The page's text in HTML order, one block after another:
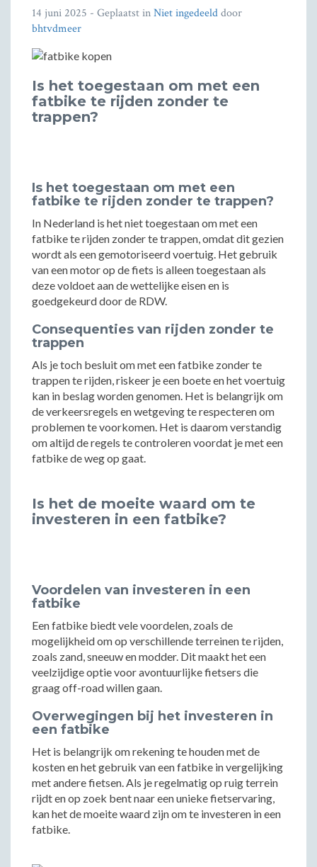
14 juni 2025 - Geplaatst inNiet ingedeelddoor
bhtvdmeer
Is het toegestaan om met een
fatbike te rijden zonder te
trappen?
Is het toegestaan om met een
fatbike te rijden zonder te trappen?
In Nederland is het niet toegestaan om met een
fatbike te rijden zonder te trappen, omdat dit gezien
wordt als een gemotoriseerd voertuig. Het gebruik
van een motor op de fiets is alleen toegestaan als
deze voldoet aan de wettelijke eisen en is
goedgekeurd door de RDW.
Consequenties van rijden zonder te
trappen
Als je toch besluit om met een fatbike zonder te
trappen te rijden, riskeer je een boete en het voertuig
kan in beslag worden genomen. Het is belangrijk om
de verkeersregels en wetgeving te respecteren om
problemen te voorkomen. Het is daarom verstandig
om altijd de regels te controleren voordat je met een
fatbike de weg op gaat.
Is het de moeite waard om te
investeren in een fatbike?
Voordelen van investeren in een
fatbike
Een fatbike biedt vele voordelen, zoals de
mogelijkheid om op verschillende terreinen te rijden,
zoals zand, sneeuw en modder. Dit maakt het een
veelzijdige optie voor avontuurlijke fietsers die
graag off-road willen gaan.
Overwegingen bij het investeren in
een fatbike
Het is belangrijk om rekening te houden met de
kosten en het gebruik van een fatbike in vergelijking
met andere fietsen. Als je regelmatig op ruig terrein
rijdt en op zoek bent naar een unieke fietservaring,
kan het de moeite waard zijn om te investeren in een
fatbike.